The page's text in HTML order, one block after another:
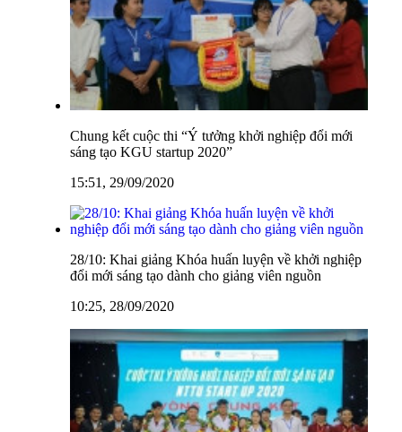
Chung kết cuộc thi “Ý tưởng khởi nghiệp đổi mới
sáng tạo KGU startup 2020”
15:51, 29/09/2020
28/10: Khai giảng Khóa huấn luyện về khởi nghiệp
đổi mới sáng tạo dành cho giảng viên nguồn
10:25, 28/09/2020